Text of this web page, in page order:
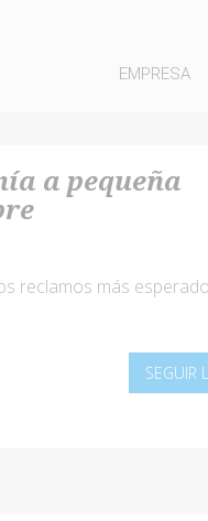
EMPRESA
a pequeña
reclamos más
SEGUIR